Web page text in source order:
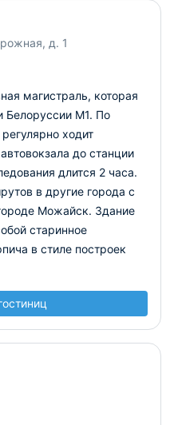
д. 1
магистраль, которая
Белоруссии М1. По
ходит
до станции
длится 2 часа.
в другие города с
Можайск. Здание
старинное
в стиле построек